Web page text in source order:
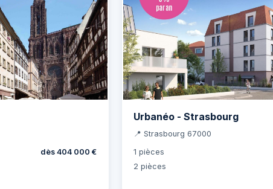
dès 404 000 €
Urbanéo - Strasbourg
📍 Strasbourg 67000
1 pièces
2 pièces